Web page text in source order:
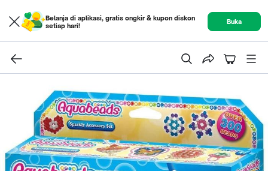
Belanja di aplikasi, gratis ongkir & kupon diskon
setiap hari!
Buka